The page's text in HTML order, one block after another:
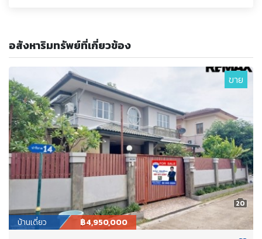
อสังหาริมทรัพย์ที่เกี่ยวข้อง
20
ขาย
บ้านเดี่ยว ฿4,950,000